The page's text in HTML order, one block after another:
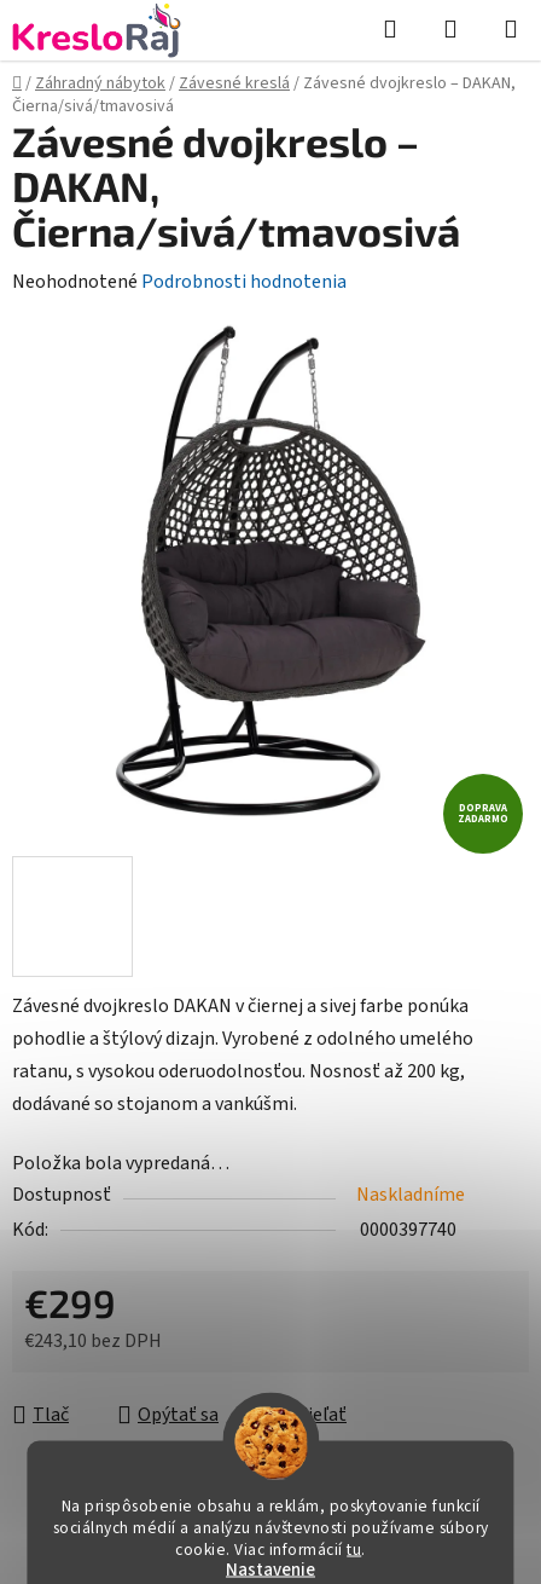
Na prispôsobenie obsahu a reklám, poskytovanie funkcií
sociálnych médií a analýzu návštevnosti používame súbory
cookie. Viac informáciítu.
Nastavenie
na
obsah
Hľadať
KOŠÍK
Domov
/Záhradný nábytok/Závesné kreslá/ Závesné dvojkreslo – DAKAN,
Čierna/sivá/tmavosivá
Závesné dvojkreslo DAKAN v čiernej a sivej farbe ponúka
pohodlie a štýlový dizajn. Vyrobené z odolného umelého
ratanu, s vysokou oderuodolnosťou. Nosnosť až 200 kg,
dodávané so stojanom a vankúšmi.
Položka bola vypredaná…
Dostupnosť
Naskladníme
Kód:
0000397740
€299
€243,10 bez DPH
Tlač
Opýtať sa Zdieľať
Závesné dvojkreslo –
DAKAN,
Čierna/sivá/tmavosivá
Priemerné
Neohodnotené Podrobnosti hodnotenia
DOPRAVA
ZADARMO